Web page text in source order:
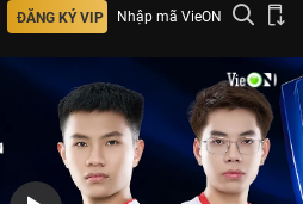
ĐĂNG KÝ VIP Nhập mã VieON